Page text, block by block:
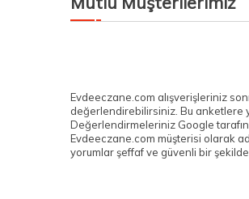
Evdeeczane.com alışverişleriniz
değerlendirebilirsiniz. Bu anketlere
Değerlendirmeleriniz Google
Evdeeczane.com müşterisi olarak
yorumlar şeffaf ve güvenli bir